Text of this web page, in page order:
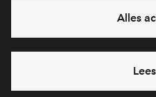
712
6 dagen per week